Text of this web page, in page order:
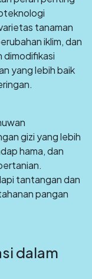
tanaman
iklim, dan
dimodifikasi
yang lebih baik
gizi yang lebih
hama, dan
tantangan dan
pangan
dalam